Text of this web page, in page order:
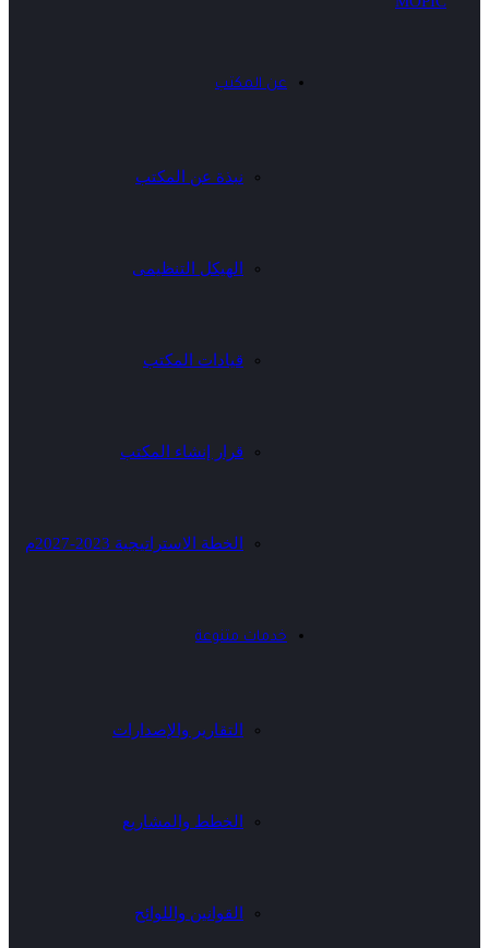
عن المكتب
نبذة عن المكتب
الهيكل التنظيمى
قيادات المكتب
قرار إنشاء المكتب
الخطة الاستراتيجية 2023-2027م
خدمات متنوعة
التقارير والإصدارات
الخطط والمشاريع
القوانين واللوائح